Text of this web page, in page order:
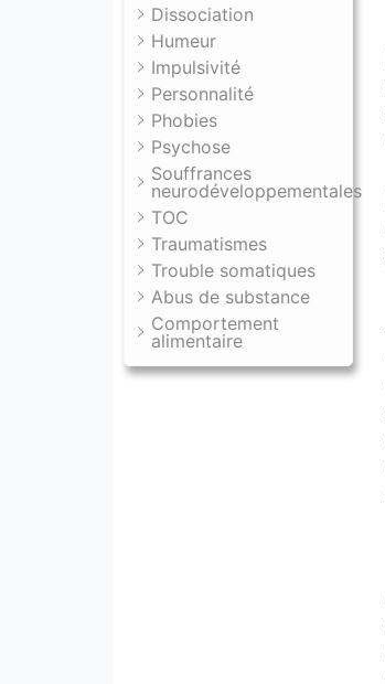
Dissociation
Humeur
Impulsivité
Personnalité
Phobies
Psychose
Souffrances
neurodéveloppementales
TOC
Traumatismes
Trouble somatiques
Abus de substance
Comportement
alimentaire